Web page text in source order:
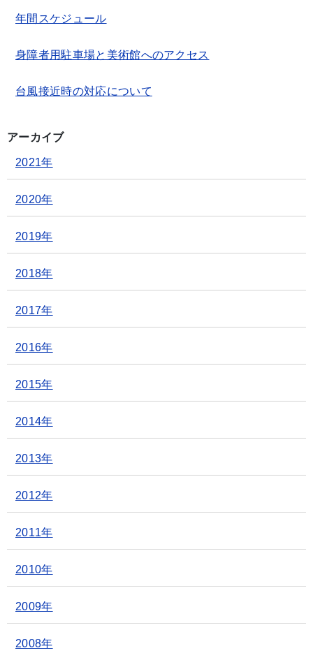
年間スケジュール
身障者用駐車場と美術館へのアクセス
台風接近時の対応について
アーカイブ
2021年
2020年
2019年
2018年
2017年
2016年
2015年
2014年
2013年
2012年
2011年
2010年
2009年
2008年